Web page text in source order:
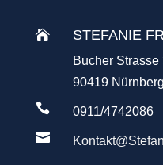
 STEFANIE
Bucher Strasse
90419 Nürnberg
 0911/4742086
